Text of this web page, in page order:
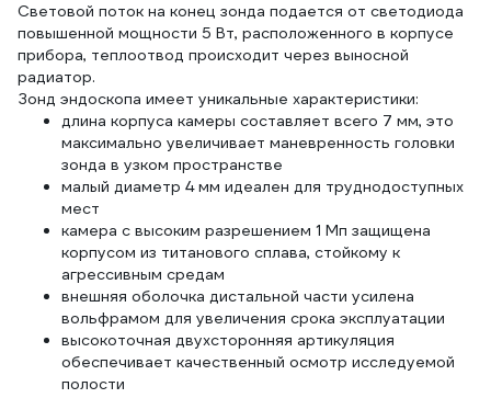
Световой поток на конец зонда подается от светодиода
повышенной мощности 5 Вт, расположенного в корпусе
прибора, теплоотвод происходит через выносной
радиатор.
Зонд эндоскопа имеет уникальные характеристики:
длина корпуса камеры составляет всего 7 мм, это
максимально увеличивает маневренность головки
зонда в узком пространстве
малый диаметр 4 мм идеален для труднодоступных
мест
камера с высоким разрешением 1 Мп защищена
корпусом из титанового сплава, стойкому к
агрессивным средам
внешняя оболочка дистальной части усилена
вольфрамом для увеличения срока эксплуатации
высокоточная двухсторонняя артикуляция
обеспечивает качественный осмотр исследуемой
полости